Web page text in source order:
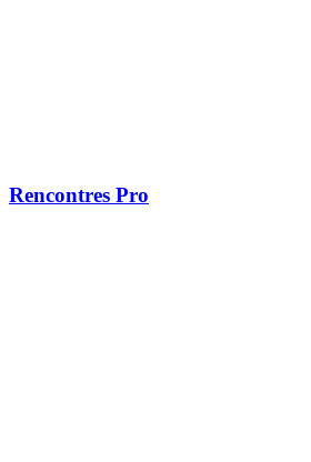
Rencontres Pro